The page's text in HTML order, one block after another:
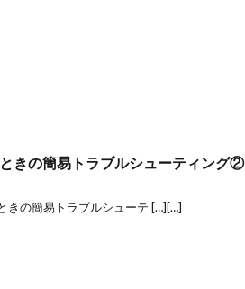
きの簡易トラブルシューティング②
きの簡易トラブルシューテ […][…]